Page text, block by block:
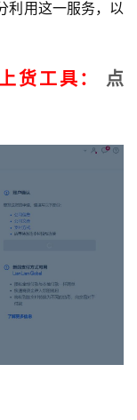
利用这一服务，以
货工具：
点